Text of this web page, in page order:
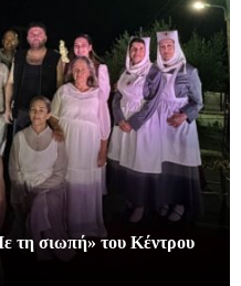
τη σιωπή» του Κέντρου